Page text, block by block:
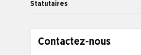
Statutaires
Contactez-nous